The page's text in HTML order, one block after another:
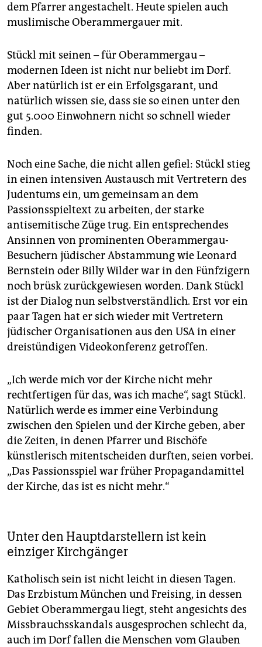
dem Pfarrer angestachelt. Heute spielen auch
muslimische Oberammergauer mit.
Stückl mit seinen – für Oberammergau –
modernen Ideen ist nicht nur beliebt im Dorf.
Aber natürlich ist er ein Erfolgsgarant, und
natürlich wissen sie, dass sie so einen unter den
gut 5.000 Ein­woh­ne­rn nicht so schnell wieder
finden.
Noch eine Sache, die nicht allen gefiel: Stückl stieg
in einen intensiven Austausch mit Vertretern des
Judentums ein, um gemeinsam an dem
Passionsspieltext zu arbeiten, der starke
antisemitische Züge trug. Ein entsprechendes
Ansinnen von prominenten Oberammergau-
Besuchern jüdischer Abstammung wie Leonard
Bernstein oder Billy Wilder war in den Fünfzigern
noch brüsk zurückgewiesen worden. Dank Stückl
ist der Dialog nun selbstverständlich. Erst vor ein
paar Tagen hat er sich wieder mit Vertretern
jüdischer Organisationen aus den USA in einer
dreistündigen Videokonferenz getroffen.
„Ich werde mich vor der Kirche nicht mehr
rechtfertigen für das, was ich mache“, sagt Stückl.
Natürlich werde es immer eine Verbindung
zwischen den Spielen und der Kirche geben, aber
die Zeiten, in denen Pfarrer und Bischöfe
künstlerisch mitentscheiden durften, seien vorbei.
„Das Passionsspiel war früher Propagandamittel
der Kirche, das ist es nicht mehr.“
Unter den Hauptdarstellern ist kein
einziger Kirchgänger
Katholisch sein ist nicht leicht in diesen Tagen.
Das Erzbistum München und Freising, in dessen
Gebiet Oberammergau liegt, steht angesichts des
Missbrauchsskandals ausgesprochen schlecht da,
auch im Dorf fallen die Menschen vom Glauben